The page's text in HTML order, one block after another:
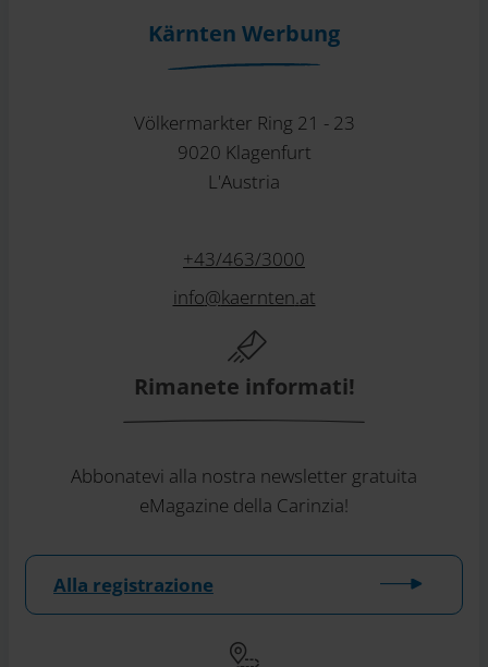
Kärnten Werbung
Völkermarkter Ring 21 - 23
9020 Klagenfurt
L'Austria
+43/463/3000
info@kaernten.at
Rimanete informati!
Abbonatevi alla nostra newsletter gratuita
eMagazine della Carinzia!
Alla registrazione